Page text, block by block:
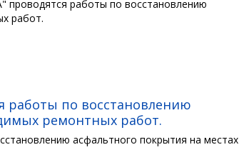
работы по восстановлению
работ.
работы по восстановлению
ремонтных работ.
асфальтного покрытия на местах